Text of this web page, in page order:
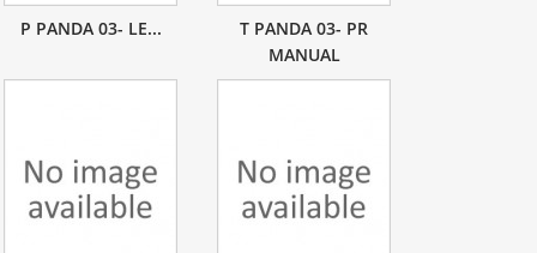
P PANDA 03- LE...
T PANDA 03- PR
MANUAL